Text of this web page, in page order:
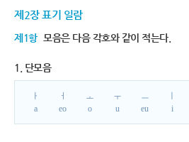
제2장 표기 일람
제1항 모음은 다음 각호와 같이 적는다.
1. 단모음
ㅏ
a
ㅓ
eo
ㅗ
o
ㅜ
u
ㅡ
eu
i